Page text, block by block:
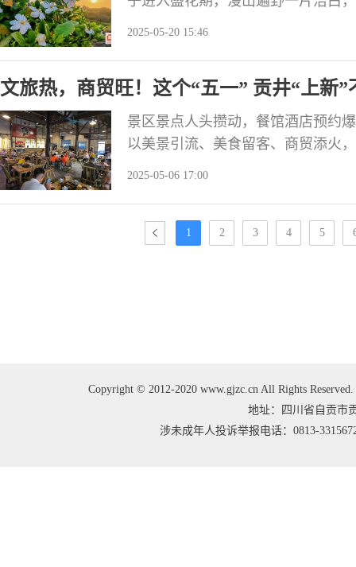
途广泛
2025-05-20 15:46
文旅热，商贸旺！这个“五一” 贡井“上新”
景区景点人头攒动，餐馆酒店预约
以美景引流、美食留客、商贸添火
2025-05-06 17:00
1 2 3 4 5
Copyright © 2012-2020 www.gjzc.cn All Rights
地址：四川省自贡市
涉未成年人投诉举报电话：0813-